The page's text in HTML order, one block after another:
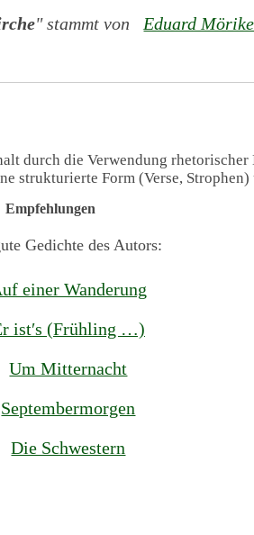
" stammt von Eduard Mörike
durch die Verwendung
strukturierte Form (Verse,
Empfehlungen
Gedichte des Autors:
einer Wanderung
ist′s (Frühling …)
Um Mitternacht
Septembermorgen
Die Schwestern